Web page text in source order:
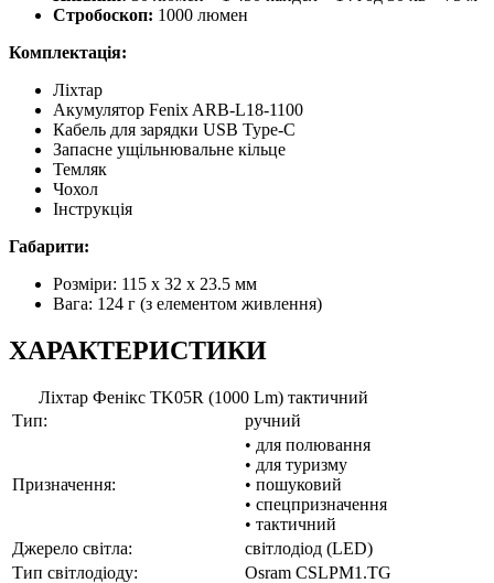
Стробоскоп: 1000 люмен
Комплектація:
Ліхтар
Акумулятор Fenix ARB-L18-1100
Кабель для зарядки USB Type-C
Запасне ущільнювальне кільце
Темляк
Чохол
Інструкція
Габарити:
Розміри: 115 x 32 x 23.5 мм
Вага: 124 г (з елементом живлення)
ХАРАКТЕРИСТИКИ
Ліхтар Фенікс TK05R (1000 Lm) тактичний
Тип:
ручний
Призначення:
• для полювання
• для туризму
• пошуковий
• спецпризначення
• тактичний
Джерело світла:
світлодіод (LED)
Тип світлодіоду:
Osram CSLPM1.TG